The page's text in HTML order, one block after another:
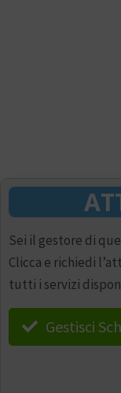
Sei il gestore di
Clicca e richiedi
tutti i servizi
Gestisci